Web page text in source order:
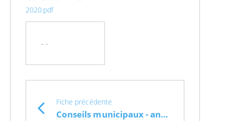
2020.pdf
- -
Fiche précédente
Conseils municipaux - année 2019